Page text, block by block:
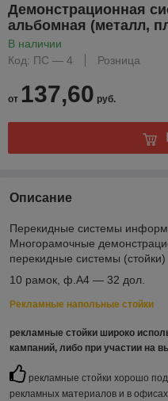
Демонстрационная
альбомная (металл,
В наличии
Код: ПС — 4
Розница
от 137,60 руб.
Описание
Перекидные системы
Многорамочные
перекидные системы (стойки)
10 рамок, ф.А4 — 32 дол.
Рекламные напольные стойки
рекламные стойки широко
кампаний, либо при участии на
рекламные стойки хорошо
рекламных материалов и в